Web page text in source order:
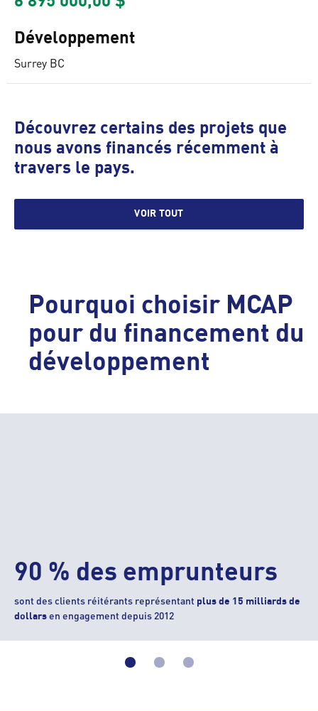
Développement
Surrey BC
Découvrez certains des projets que
nous avons financés récemment à
travers le pays.
VOIR TOUT
Pourquoi choisir MCAP
pour du financement du
développement
90 % des emprunteurs
sont des clients réitérants représentant plus de 15 milliards de
dollars en engagement depuis 2012